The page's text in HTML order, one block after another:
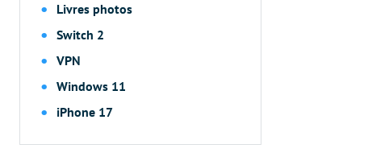
Livres photos
Switch 2
VPN
Windows 11
iPhone 17